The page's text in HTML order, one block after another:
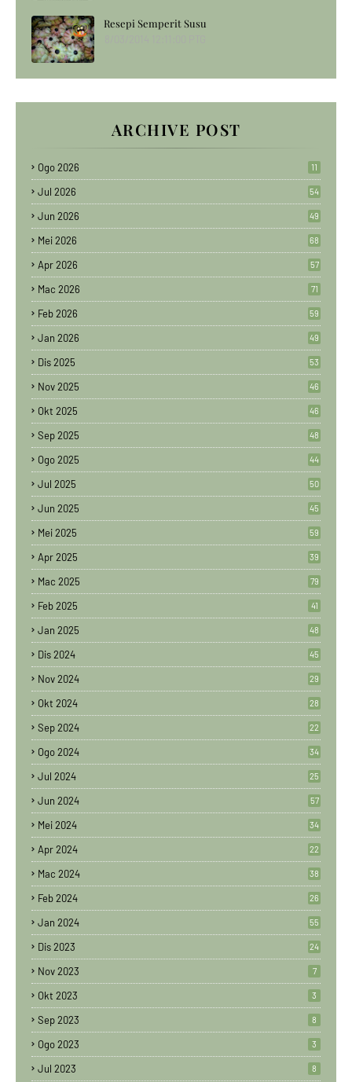
Resepi Semperit Susu
ARCHIVE POST
Ogo 2026 11
Jul 2026 54
Jun 2026 49
Mei 2026 68
Apr 2026 57
Mac 2026 71
Feb 2026 59
Jan 2026 49
Dis 2025 53
Nov 2025 46
Okt 2025 46
Sep 2025 48
Ogo 2025 44
Jul 2025 50
Jun 2025 45
Mei 2025 59
Apr 2025 39
Mac 2025 79
Feb 2025 41
Jan 2025 48
Dis 2024 45
Nov 2024 29
Okt 2024 28
Sep 2024 22
Ogo 2024 34
Jul 2024 25
Jun 2024 57
Mei 2024 34
Apr 2024 22
Mac 2024 38
Feb 2024 26
Jan 2024 55
Dis 2023 24
Nov 2023 7
Okt 2023 3
Sep 2023 8
Ogo 2023 3
Jul 2023 8